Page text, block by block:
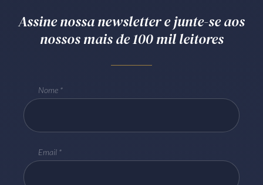
Assine nossa newsletter e junte-se aos
nossos mais de 100 mil leitores
Nome
Email